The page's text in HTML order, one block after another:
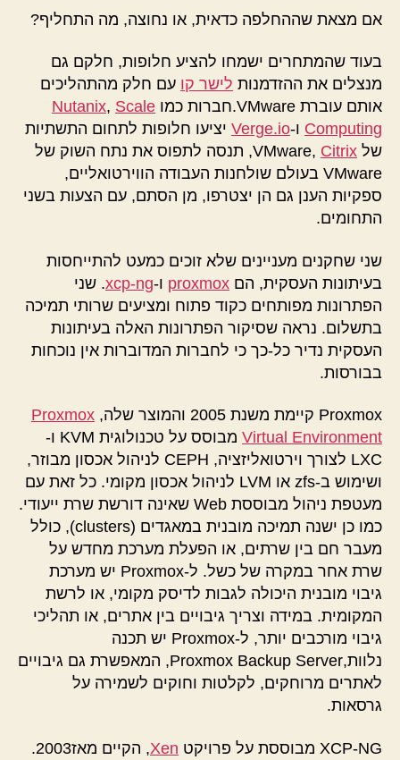
אם מצאת שההחלפה כדאית, או נחוצה, מה התחליף?
בעוד שהמתחרים ישמחו להציע חלופות, חלקם גם
מנצלים את ההזדמנות לישר קו עם חלק מהתהליכים
אותם עוברת VMware.חברות כמו
Nutanix, Scale
Computing ו-Verge.io יציעו חלופות לתחום התשתיות
של VMware, Citrix
, תנסה לתפוס את נתח השוק של
VMware בעולם שולחנות העבודה הווירטואליים,
ספקיות הענן גם הן יצטרפו, מן הסתם, עם הצעות בשני
התחומים.
שני שחקנים מעניינים שלא זוכים כמעט להתייחסות
בעיתונות העסקית, הם proxmox ו-xcp-ng. שני
הפתרונות מפותחים כקוד פתוח ומציעים שרותי תמיכה
בתשלום. נראה שסיקור הפתרונות האלה בעיתונות
העסקית נדיר כל-כך כי לחברות המדוברות אין נוכחות
בבורסות.
Proxmox קיימת משנת 2005 והמוצר שלה,
Proxmox
Virtual Environment
מבוסס על טכנולוגית KVM ו-
LXC לצורך וירטואליזציה, CEPH לניהול אכסון מבוזר,
ושימוש ב-zfs או LVM לניהול אכסון מקומי. כל זאת עם
מעטפת ניהול מבוססת Web שאינה דורשת שרת ייעודי.
כמו כן ישנה תמיכה מובנית במאגדים (clusters), כולל
מעבר חם בין שרתים, או הפעלת מערכת מחדש על
שרת אחר במקרה של כשל. ל-Proxmox יש מערכת
גיבוי מובנית היכולה לגבות לדיסק מקומי, או לרשת
המקומית. במידה וצריך גיבויים בין אתרים, או תהליכי
גיבוי מורכבים יותר, ל-Proxmox יש תכנה
נלוות,Proxmox Backup Server, המאפשרת גם גיבויים
לאתרים מרוחקים, לקלטות וחוקים לשמירה על
גרסאות.
XCP-NG מבוססת על פרויקט Xen
, הקיים מאז2003.